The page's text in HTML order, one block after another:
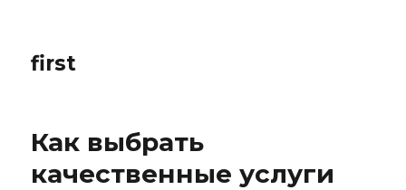
first
Как выбрать
качественные услуги